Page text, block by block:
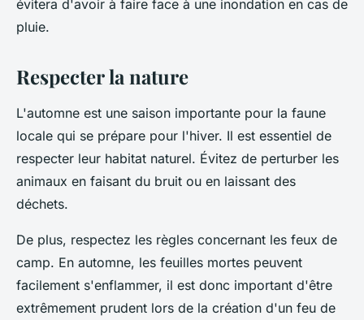
évitera d'avoir à faire face à une inondation en cas de
pluie.
Respecter la nature
L'automne est une saison importante pour la faune
locale qui se prépare pour l'hiver. Il est essentiel de
respecter leur habitat naturel. Évitez de perturber les
animaux en faisant du bruit ou en laissant des
déchets.
De plus, respectez les règles concernant les feux de
camp. En automne, les feuilles mortes peuvent
facilement s'enflammer, il est donc important d'être
extrêmement prudent lors de la création d'un feu de